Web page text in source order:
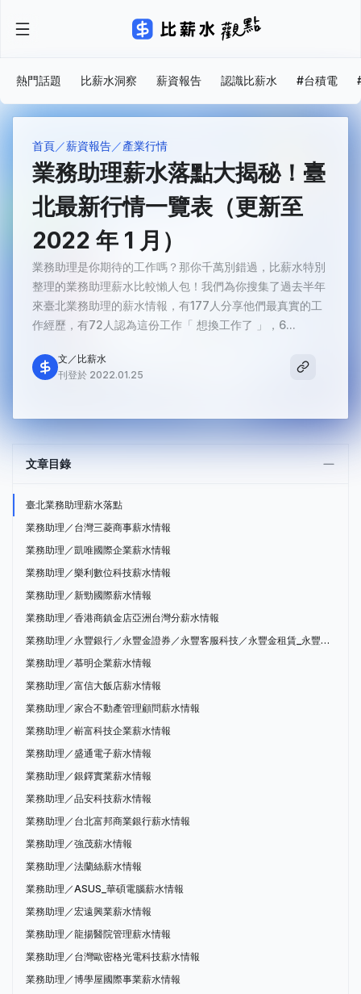
熱門話題 比薪水洞察 薪資報告 認識比薪水 #台積電
首頁 薪資報告 產業行情
業務助理薪水落點大揭秘！臺
北最新行情一覽表（更新至
2022 年 1 月）
業務助理是你期待的工作嗎？那你千萬別錯過，比薪水特別
整理的業務助理薪水比較懶人包！我們為你搜集了過去半年
來臺北業務助理的薪水情報，有177人分享他們最真實的工
作經歷，有72人認為這份工作「 想換工作了 」，6...
文／比薪水
刊登於 2022.01.25
文章目錄
臺北業務助理薪水落點
業務助理／台灣三菱商事薪水情報
業務助理／凱唯國際企業薪水情報
業務助理／樂利數位科技薪水情報
業務助理／新勁國際薪水情報
業務助理／香港商鎮金店亞洲台灣分薪水情報
業務助理／永豐銀行／永豐金證券／永豐客服科技／永豐金租賃_永豐金融控股薪水情報
業務助理／慕明企業薪水情報
業務助理／富信大飯店薪水情報
業務助理／家合不動產管理顧問薪水情報
業務助理／嶄富科技企業薪水情報
業務助理／盛通電子薪水情報
業務助理／銀鐸實業薪水情報
業務助理／品安科技薪水情報
業務助理／台北富邦商業銀行薪水情報
業務助理／強茂薪水情報
業務助理／法蘭絲薪水情報
業務助理／ASUS_華碩電腦薪水情報
業務助理／宏遠興業薪水情報
業務助理／龍揚醫院管理薪水情報
業務助理／台灣歐密格光電科技薪水情報
業務助理／博學屋國際事業薪水情報